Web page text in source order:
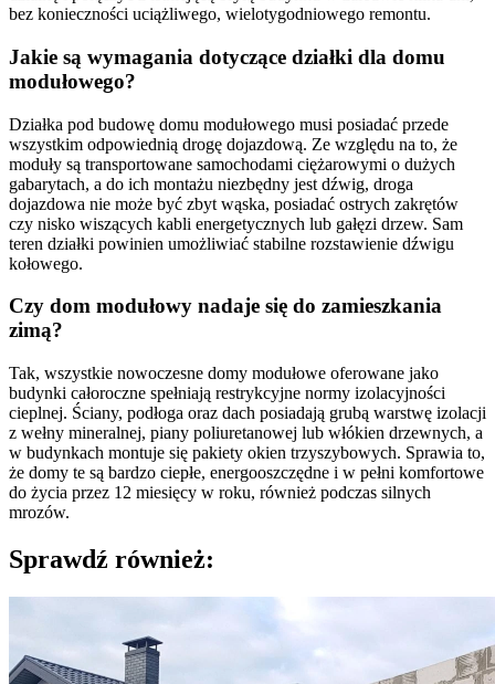
bez konieczności uciążliwego, wielotygodniowego remontu.
Jakie są wymagania dotyczące działki dla domu
modułowego?
Działka pod budowę domu modułowego musi posiadać przede
wszystkim odpowiednią drogę dojazdową. Ze względu na to, że
moduły są transportowane samochodami ciężarowymi o dużych
gabarytach, a do ich montażu niezbędny jest dźwig, droga
dojazdowa nie może być zbyt wąska, posiadać ostrych zakrętów
czy nisko wiszących kabli energetycznych lub gałęzi drzew. Sam
teren działki powinien umożliwiać stabilne rozstawienie dźwigu
kołowego.
Czy dom modułowy nadaje się do zamieszkania
zimą?
Tak, wszystkie nowoczesne domy modułowe oferowane jako
budynki całoroczne spełniają restrykcyjne normy izolacyjności
cieplnej. Ściany, podłoga oraz dach posiadają grubą warstwę izolacji
z wełny mineralnej, piany poliuretanowej lub włókien drzewnych, a
w budynkach montuje się pakiety okien trzyszybowych. Sprawia to,
że domy te są bardzo ciepłe, energooszczędne i w pełni komfortowe
do życia przez 12 miesięcy w roku, również podczas silnych
mrozów.
Sprawdź również: